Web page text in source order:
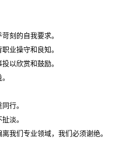
刻的自我要求。
业操守和良知。
以欣赏和鼓励。
行。
淡。
我们专业领域，我们必须谢绝。